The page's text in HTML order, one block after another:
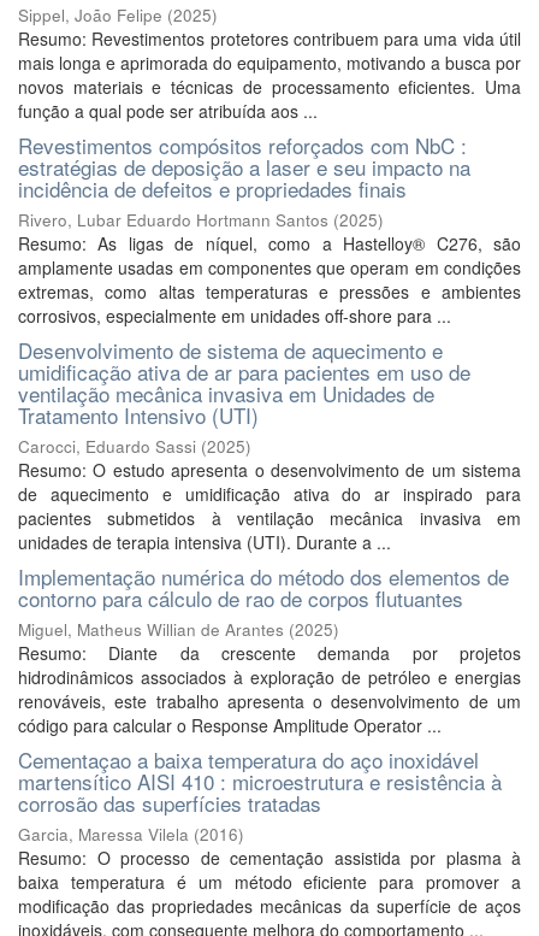
Sippel, João Felipe (2025)
Resumo: Revestimentos protetores contribuem para uma vida útil
mais longa e aprimorada do equipamento, motivando a busca por
novos materiais e técnicas de processamento eficientes. Uma
função a qual pode ser atribuída aos ...
Revestimentos compósitos reforçados com NbC :
estratégias de deposição a laser e seu impacto na
incidência de defeitos e propriedades finais
Rivero, Lubar Eduardo Hortmann Santos (2025)
Resumo: As ligas de níquel, como a Hastelloy® C276, são
amplamente usadas em componentes que operam em condições
extremas, como altas temperaturas e pressões e ambientes
corrosivos, especialmente em unidades off-shore para ...
Desenvolvimento de sistema de aquecimento e
umidificação ativa de ar para pacientes em uso de
ventilação mecânica invasiva em Unidades de
Tratamento Intensivo (UTI)
Carocci, Eduardo Sassi (2025)
Resumo: O estudo apresenta o desenvolvimento de um sistema
de aquecimento e umidificação ativa do ar inspirado para
pacientes submetidos à ventilação mecânica invasiva em
unidades de terapia intensiva (UTI). Durante a ...
Implementação numérica do método dos elementos de
contorno para cálculo de rao de corpos flutuantes
Miguel, Matheus Willian de Arantes (2025)
Resumo: Diante da crescente demanda por projetos
hidrodinâmicos associados à exploração de petróleo e energias
renováveis, este trabalho apresenta o desenvolvimento de um
código para calcular o Response Amplitude Operator ...
Cementaçao a baixa temperatura do aço inoxidável
martensítico AISI 410 : microestrutura e resistência à
corrosão das superfícies tratadas
Garcia, Maressa Vilela (2016)
Resumo: O processo de cementação assistida por plasma à
baixa temperatura é um método eficiente para promover a
modificação das propriedades mecânicas da superfície de aços
inoxidáveis, com consequente melhora do comportamento ...